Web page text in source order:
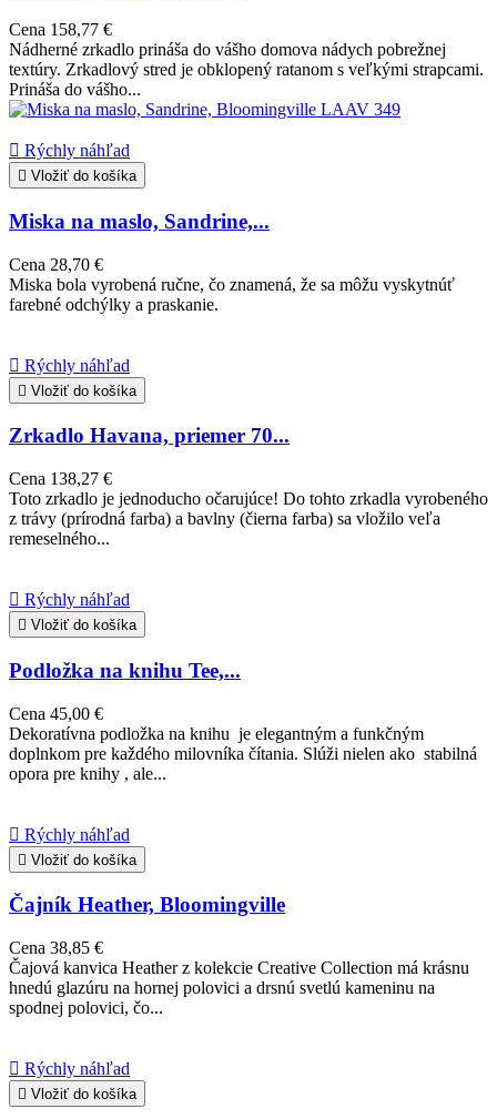
Cena 158,77 €
Nádherné zrkadlo prináša do vášho domova nádych pobrežnej
textúry. Zrkadlový stred je obklopený ratanom s veľkými strapcami.
Prináša do vášho...
 Rýchly náhľad
 Vložiť do košíka
Miska na maslo, Sandrine,...
Cena 28,70 €
Miska bola vyrobená ručne, čo znamená, že sa môžu vyskytnúť
farebné odchýlky a praskanie.
 Rýchly náhľad
 Vložiť do košíka
Zrkadlo Havana, priemer 70...
Cena 138,27 €
Toto zrkadlo je jednoducho očarujúce! Do tohto zrkadla vyrobeného
z trávy (prírodná farba) a bavlny (čierna farba) sa vložilo veľa
remeselného...
 Rýchly náhľad
 Vložiť do košíka
Podložka na knihu Tee,...
Cena 45,00 €
Dekoratívna podložka na knihu je elegantným a funkčným
doplnkom pre každého milovníka čítania. Slúži nielen ako stabilná
opora pre knihy , ale...
 Rýchly náhľad
 Vložiť do košíka
Čajník Heather, Bloomingville
Cena 38,85 €
Čajová kanvica Heather z kolekcie Creative Collection má krásnu
hnedú glazúru na hornej polovici a drsnú svetlú kameninu na
spodnej polovici, čo...
 Rýchly náhľad
 Vložiť do košíka